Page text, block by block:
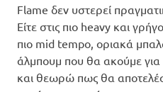
Flame δεν υστερεί
Είτε στις πιο heavy και
πιο mid tempo, οριακά
άλμπουμ που θα ακούμε
και θεωρώ πως θα